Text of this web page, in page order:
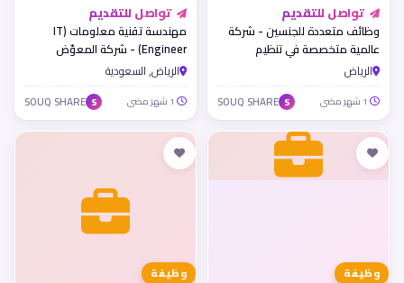
تواصل للتقديم
وظائف متعددة للجنسين - شركة
عالمية متخصصة في تنظيم
الفعاليات الترفيهية
الرياض
S
SOUQ SHARE
تواصل للتقديم
مهندسة تقنية معلومات (IT
Engineer) - شركة المعوّض
للمقاولات
الرياض, السعودية
S
SOUQ SHARE
وظيفة وظيفة